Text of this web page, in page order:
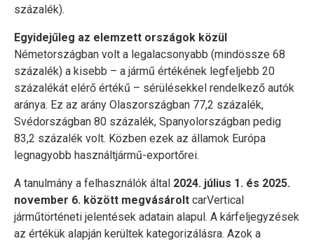
százalék).
Egyidejűleg az elemzett országok közül
Németországban volt a legalacsonyabb (mindössze 68
százalék) a kisebb – a jármű értékének legfeljebb 20
százalékát elérő értékű – sérülésekkel rendelkező autók
aránya. Ez az arány Olaszországban 77,2 százalék,
Svédországban 80 százalék, Spanyolországban pedig
83,2 százalék volt. Közben ezek az államok Európa
legnagyobb használtjármű-exportőrei.
A tanulmány a felhasználók által 2024. július 1. és 2025.
november 6. között megvásárolt carVertical
járműtörténeti jelentések adatain alapul. A kárfeljegyzések
az értékük alapján kerültek kategorizálásra. Azok a